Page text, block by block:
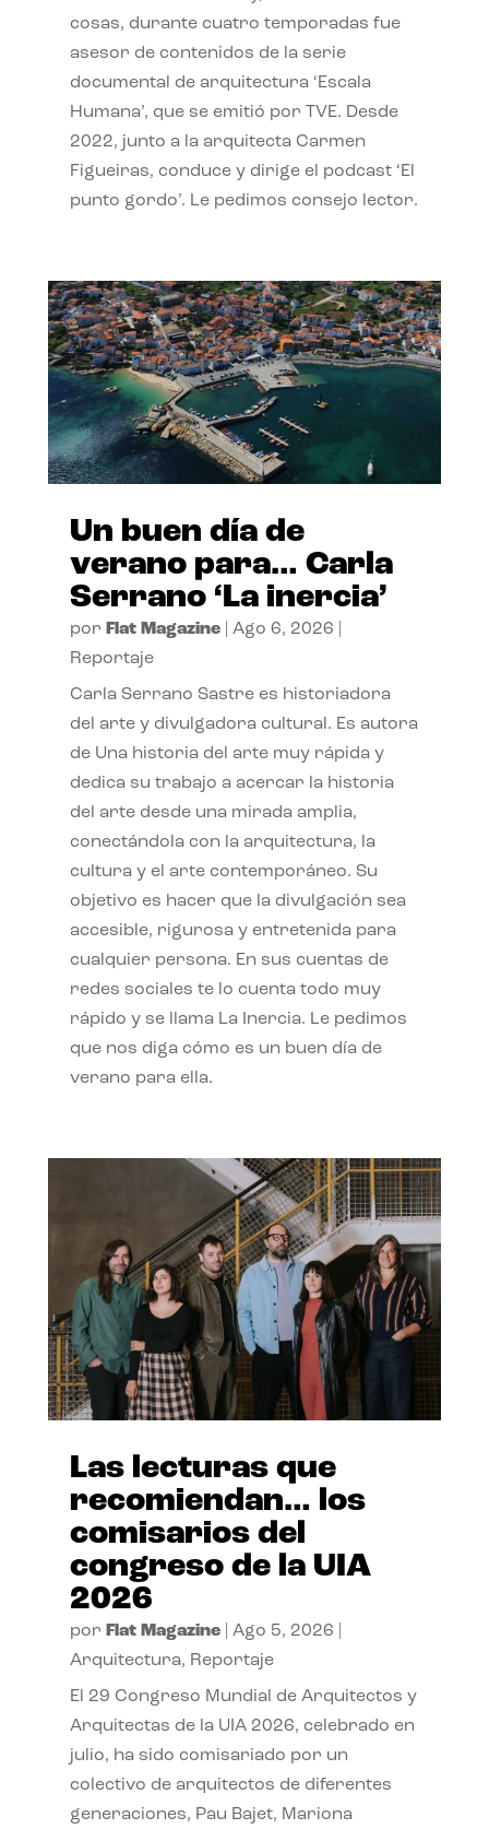
cosas, durante cuatro temporadas fue
asesor de contenidos de la serie
documental de arquitectura ‘Escala
Humana’, que se emitió por TVE. Desde
2022, junto a la arquitecta Carmen
Figueiras, conduce y dirige el podcast ‘El
punto gordo’. Le pedimos consejo lector.
Un buen día de
verano para… Carla
Serrano ‘La inercia’
por Flat Magazine| Ago 6, 2026
Reportaje
Carla Serrano Sastre es historiadora
del arte y divulgadora cultural. Es autora
de Una historia del arte muy rápida y
dedica su trabajo a acercar la historia
del arte desde una mirada amplia,
conectándola con la arquitectura, la
cultura y el arte contemporáneo. Su
objetivo es hacer que la divulgación sea
accesible, rigurosa y entretenida para
cualquier persona. En sus cuentas de
redes sociales te lo cuenta todo muy
rápido y se llama La Inercia. Le pedimos
que nos diga cómo es un buen día de
verano para ella.
Las lecturas que
recomiendan… los
comisarios del
congreso de la UIA
2026
por Flat Magazine| Ago 5, 2026
Arquitectura, Reportaje
El 29 Congreso Mundial de Arquitectos y
Arquitectas de la UIA 2026, celebrado en
julio, ha sido comisariado por un
colectivo de arquitectos de diferentes
generaciones, Pau Bajet, Mariona